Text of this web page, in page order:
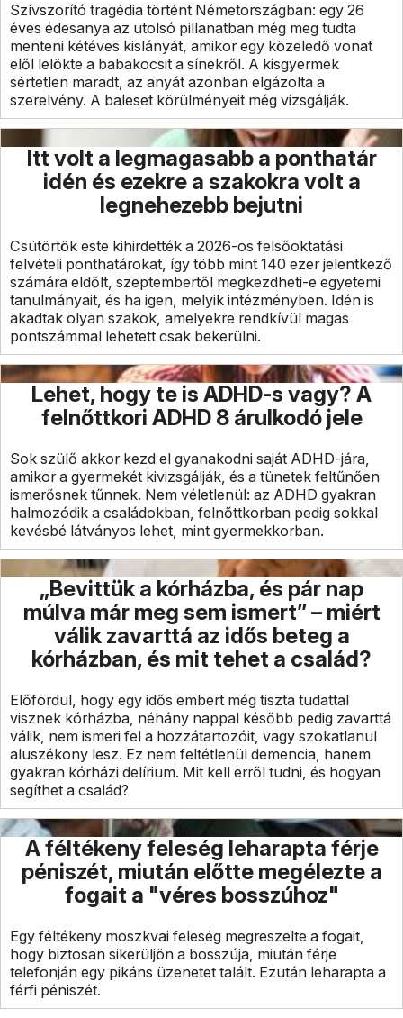
Szívszorító tragédia történt Németországban: egy 26
éves édesanya az utolsó pillanatban még meg tudta
menteni kétéves kislányát, amikor egy közeledő vonat
elől lelökte a babakocsit a sínekről. A kisgyermek
sértetlen maradt, az anyát azonban elgázolta a
szerelvény. A baleset körülményeit még vizsgálják.
Itt volt a legmagasabb a ponthatár
idén és ezekre a szakokra volt a
legnehezebb bejutni
Csütörtök este kihirdették a 2026-os felsőoktatási
felvételi ponthatárokat, így több mint 140 ezer jelentkező
számára eldőlt, szeptembertől megkezdheti-e egyetemi
tanulmányait, és ha igen, melyik intézményben. Idén is
akadtak olyan szakok, amelyekre rendkívül magas
pontszámmal lehetett csak bekerülni.
Lehet, hogy te is ADHD-s vagy? A
felnőttkori ADHD 8 árulkodó jele
Sok szülő akkor kezd el gyanakodni saját ADHD-jára,
amikor a gyermekét kivizsgálják, és a tünetek feltűnően
ismerősnek tűnnek. Nem véletlenül: az ADHD gyakran
halmozódik a családokban, felnőttkorban pedig sokkal
kevésbé látványos lehet, mint gyermekkorban.
„Bevittük a kórházba, és pár nap
múlva már meg sem ismert” – miért
válik zavarttá az idős beteg a
kórházban, és mit tehet a család?
Előfordul, hogy egy idős embert még tiszta tudattal
visznek kórházba, néhány nappal később pedig zavarttá
válik, nem ismeri fel a hozzátartozóit, vagy szokatlanul
aluszékony lesz. Ez nem feltétlenül demencia, hanem
gyakran kórházi delírium. Mit kell erről tudni, és hogyan
segíthet a család?
A féltékeny feleség leharapta férje
péniszét, miután előtte megélezte a
fogait a "véres bosszúhoz"
Egy féltékeny moszkvai feleség megreszelte a fogait,
hogy biztosan sikerüljön a bosszúja, miután férje
telefonján egy pikáns üzenetet talált. Ezután leharapta a
férfi péniszét.